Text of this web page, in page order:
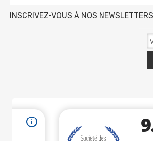
INSCRIVEZ-VOUS À NOS NEWSLETTERS